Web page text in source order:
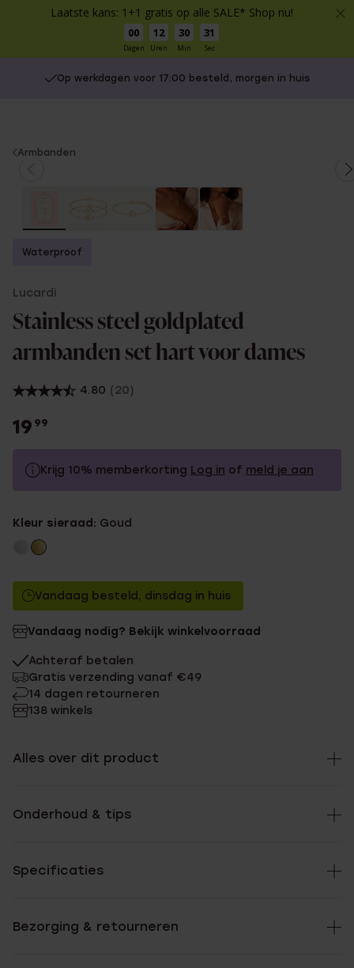
Laatste kans: 1+1 gratis op alle SALE* Shop nu!
00
Dagen
12
Uren
30
Min
30
Sec
Op werkdagen voor 17:00 besteld, morgen in huis
You
here:
Armbanden
Waterproof
Lucardi
Stainless steel goldplated
armbanden set hart voor dames
4.80 (20)
19 99
Krijg 10% memberkorting Log in of meld je aan
Zonder memberkorting
Kleur sieraad: Goud
Vandaag besteld, dinsdag in huis
Vandaag nodig? Bekijk winkelvoorraad
Achteraf betalen
Gratis verzending vanaf €49
14 dagen retourneren
138 winkels
Alles over dit product
Onderhoud & tips
Specificaties
Bezorging & retourneren